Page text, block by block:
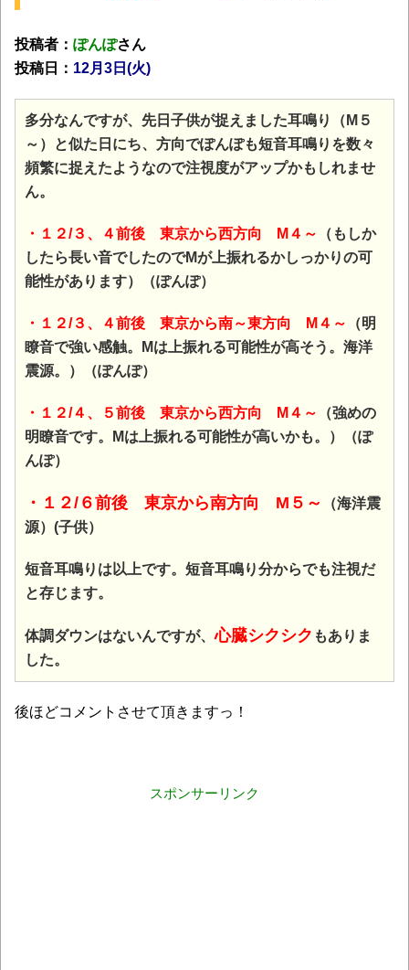
投稿者： ぽんぽさん
投稿日： 12月3日(火)
多分なんですが、先日子供が捉えました耳鳴り（M５
～）と似た日にち、方向でぽんぽも短音耳鳴りを数々
頻繁に捉えたようなので注視度がアップかもしれませ
ん。
・１２/３、４前後 東京から西方向 M４～
（もしか
したら長い音でしたのでMが上振れるかしっかりの可
能性があります）（ぽんぽ）
・１２/３、４前後 東京から南～東方向 M４～
（明
瞭音で強い感触。Mは上振れる可能性が高そう。海洋
震源。）（ぽんぽ）
・１２/４、５前後 東京から西方向 M４～
（強めの
明瞭音です。Mは上振れる可能性が高いかも。）（ぽ
んぽ）
・１２/６前後 東京から南方向 M５～
（海洋震
源）(子供）
短音耳鳴りは以上です。短音耳鳴り分からでも注視だ
と存じます。
体調ダウンはないんですが、心臓シクシク もありま
した。
後ほどコメントさせて頂きますっ！
スポンサーリンク